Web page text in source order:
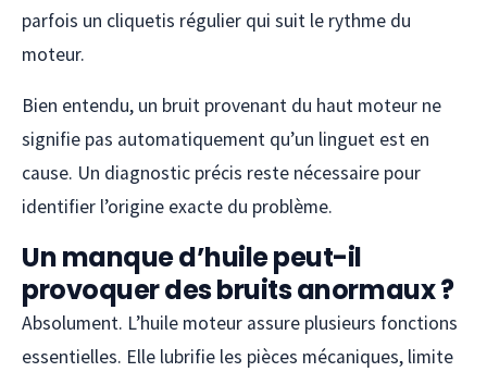
parfois un cliquetis régulier qui suit le rythme du
moteur.
Bien entendu, un bruit provenant du haut moteur ne
signifie pas automatiquement qu’un linguet est en
cause. Un diagnostic précis reste nécessaire pour
identifier l’origine exacte du problème.
Un manque d’huile peut-il
provoquer des bruits anormaux ?
Absolument. L’huile moteur assure plusieurs fonctions
essentielles. Elle lubrifie les pièces mécaniques, limite